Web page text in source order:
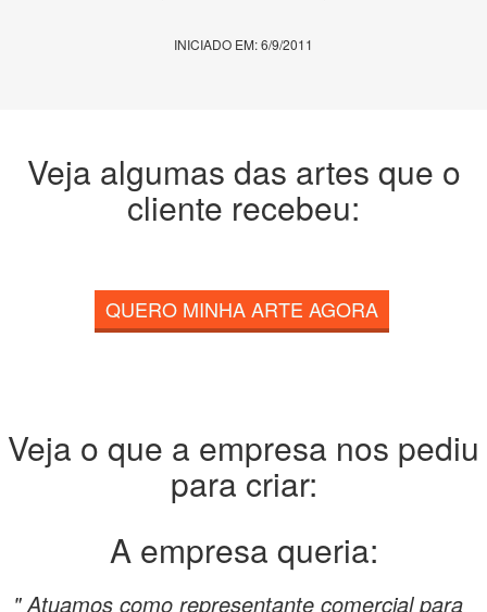
INICIADO EM: 6/9/2011
Veja algumas das artes que o
cliente recebeu:
QUERO MINHA ARTE AGORA
Veja o que a empresa nos pediu
para criar:
A empresa queria:
" Atuamos como representante comercial para